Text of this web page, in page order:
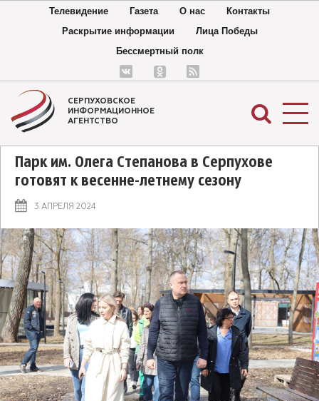
Телевидение Газета О нас
Контакты
Раскрытие информации
Лица Победы
Бессмертный полк
СЕРПУХОВСКОЕ
ИНФОРМАЦИОННОЕ
АГЕНТСТВО
Парк им. Олега Степанова в Серпухове
готовят к весенне-летнему сезону
3 АПРЕЛЯ 2024